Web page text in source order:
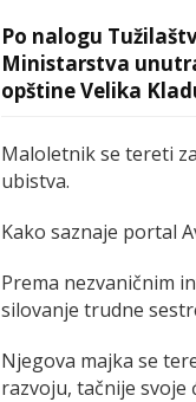
Po nalogu
Ministarstva
opštine Velika
Maloletnik se tereti
ubistva.
Kako saznaje portal
Prema nezvaničnim
silovanje trudne
Njegova majka se
razvoju, tačnije svoje